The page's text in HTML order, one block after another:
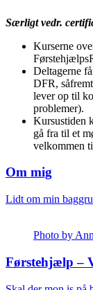
Særligt vedr.
Kurserne
Deltagerne
DFR,
lever op til
problemer).
Kursustiden
gå fra til et
velkommen
Om mig
Lidt om min
Photo by
Førstehjælp –